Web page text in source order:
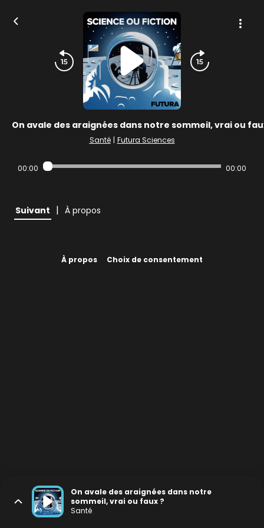
On avale des araignées dans notre sommeil, vrai ou
Santé | Futura Sciences
00:00 00:00
Suivant | À propos
À propos Choix de consentement
On avale des araignées dans notre
sommeil, vrai ou faux ?
Santé